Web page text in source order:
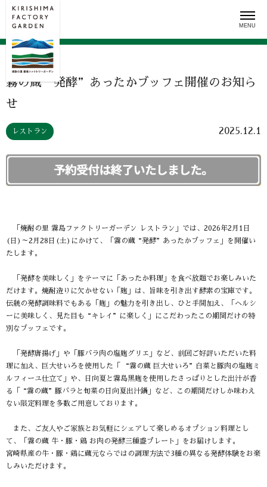
Skip
霧の蔵“発酵”あったか​ブッフェ開催のお知ら
せ
レストラン 2025.12.1
「焼酎の里 霧島ファクトリーガーデン レストラン」では、2026年2月1日
(日)～2月28日(土)にかけて、「霧の蔵“発酵”あったかブッフェ」を開催い
たします。
「発酵を美味しく」をテーマに「あったか料理」を食べ放題でお楽しみいた
だけます。焼酎造りに欠かせない「麹」は、旨味を引き出す酵素の宝庫です。
伝統の発酵調味料でもある「麹」の魅力を引き出し、ひと手間加え、「ヘルシ
ーに美味しく、見た目も“キレイ”に楽しく」にこだわったこの期間だけの特
別なブッフェです。
「発酵唐揚げ」や「豚バラ肉の塩麹グリエ」など、前回ご好評いただいた料
理に加え、巨大せいろを使用した「 “霧の蔵 巨大せいろ”白菜と豚肉の塩麹ミ
ルフィーユ仕立て」や、日向夏と霧島黒麹を使用したさっぱりとした出汁が香
る「“霧の蔵”豚バラと旬菜の日向夏出汁鍋」など、この期間だけしか味わえ
ない限定料理を多数ご用意しております。
また、ご友人やご家族とお気軽にシェアして楽しめるオプション料理とし
て、「霧の蔵 牛・豚・鶏 お肉の発酵三種盛プレート」をお届けします。
宮崎県産の牛・豚・鶏に蔵元ならではの調理方法で3種の異なる発酵体験をお楽
しみいただけます。